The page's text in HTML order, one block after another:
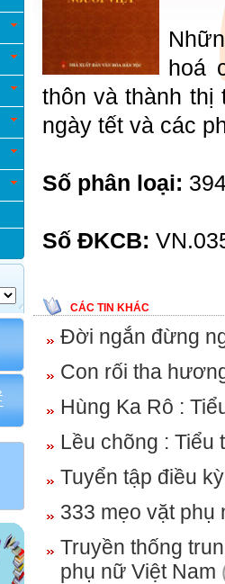
hoá
thôn và thành thị
ngày tết và các
Số phân loại:
Số ĐKCB:
CÁC TIN KHÁC
Đời ngắn đừng
Con rối tha
Hùng Ka Rô :
Lều chõng :
Tuyển tập điều
333 mẹo vặt
Truyền thống
phụ nữ Việt Nam